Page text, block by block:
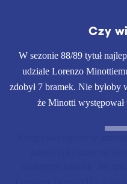
Czy
W sezonie 88/89 tytuł
udziale Lorenzo
zdobył 7 bramek. Nie
że Minotti